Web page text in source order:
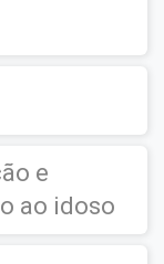
e
ao idoso